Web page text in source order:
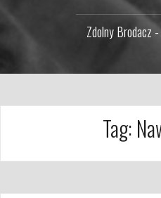
Zdolny Brodacz
Tag: